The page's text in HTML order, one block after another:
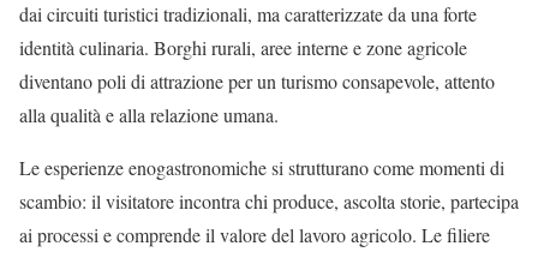
dai circuiti turistici tradizionali, ma caratterizzate da una forte
identità culinaria. Borghi rurali, aree interne e zone agricole
diventano poli di attrazione per un turismo consapevole, attento
alla qualità e alla relazione umana.
Le esperienze enogastronomiche si strutturano come momenti di
scambio: il visitatore incontra chi produce, ascolta storie, partecipa
ai processi e comprende il valore del lavoro agricolo. Le filiere